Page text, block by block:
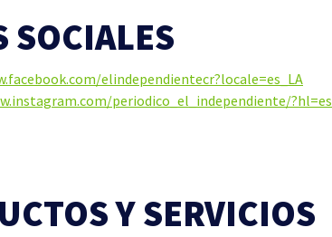
SOCIALES
elindependientecr?locale=es_LA
periodico_el_independiente/?hl=es
Y SERVICIOS